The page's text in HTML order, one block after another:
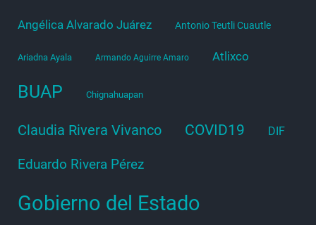
Angélica Alvarado Juárez Antonio Teutli Cuautle
Ariadna Ayala Armando Aguirre Amaro Atlixco
BUAP Chignahuapan
Claudia Rivera Vivanco COVID19 DIF
Eduardo Rivera Pérez
Gobierno del Estado